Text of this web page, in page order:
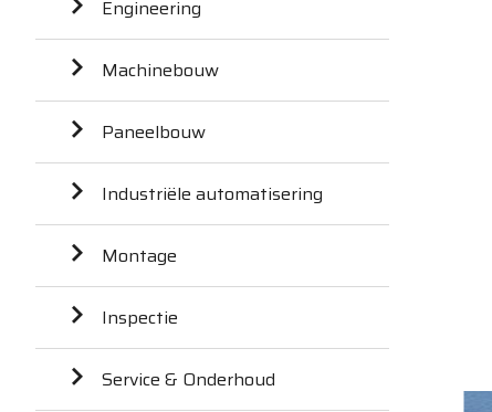
Engineering
Machinebouw
Paneelbouw
Industriële automatisering
Montage
Inspectie
Service & Onderhoud